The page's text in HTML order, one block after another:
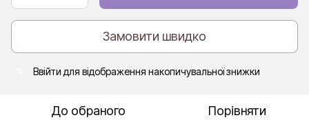
Замовити швидко
Ввійти для відображення накопичувальної знижки
До обраного Порівняти